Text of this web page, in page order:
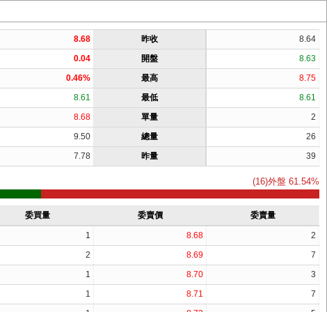
8.68 昨收
8.64
0.04 開盤
8.63
0.46% 最高
8.75
8.61 最低
8.61
8.68 單量
2
9.50 總量
26
7.78 昨量 39
(16)外盤 61.54%
委買量 委賣價 委賣量
1 8.68
2
2 8.69
7
1 8.70
3
1 8.71
7